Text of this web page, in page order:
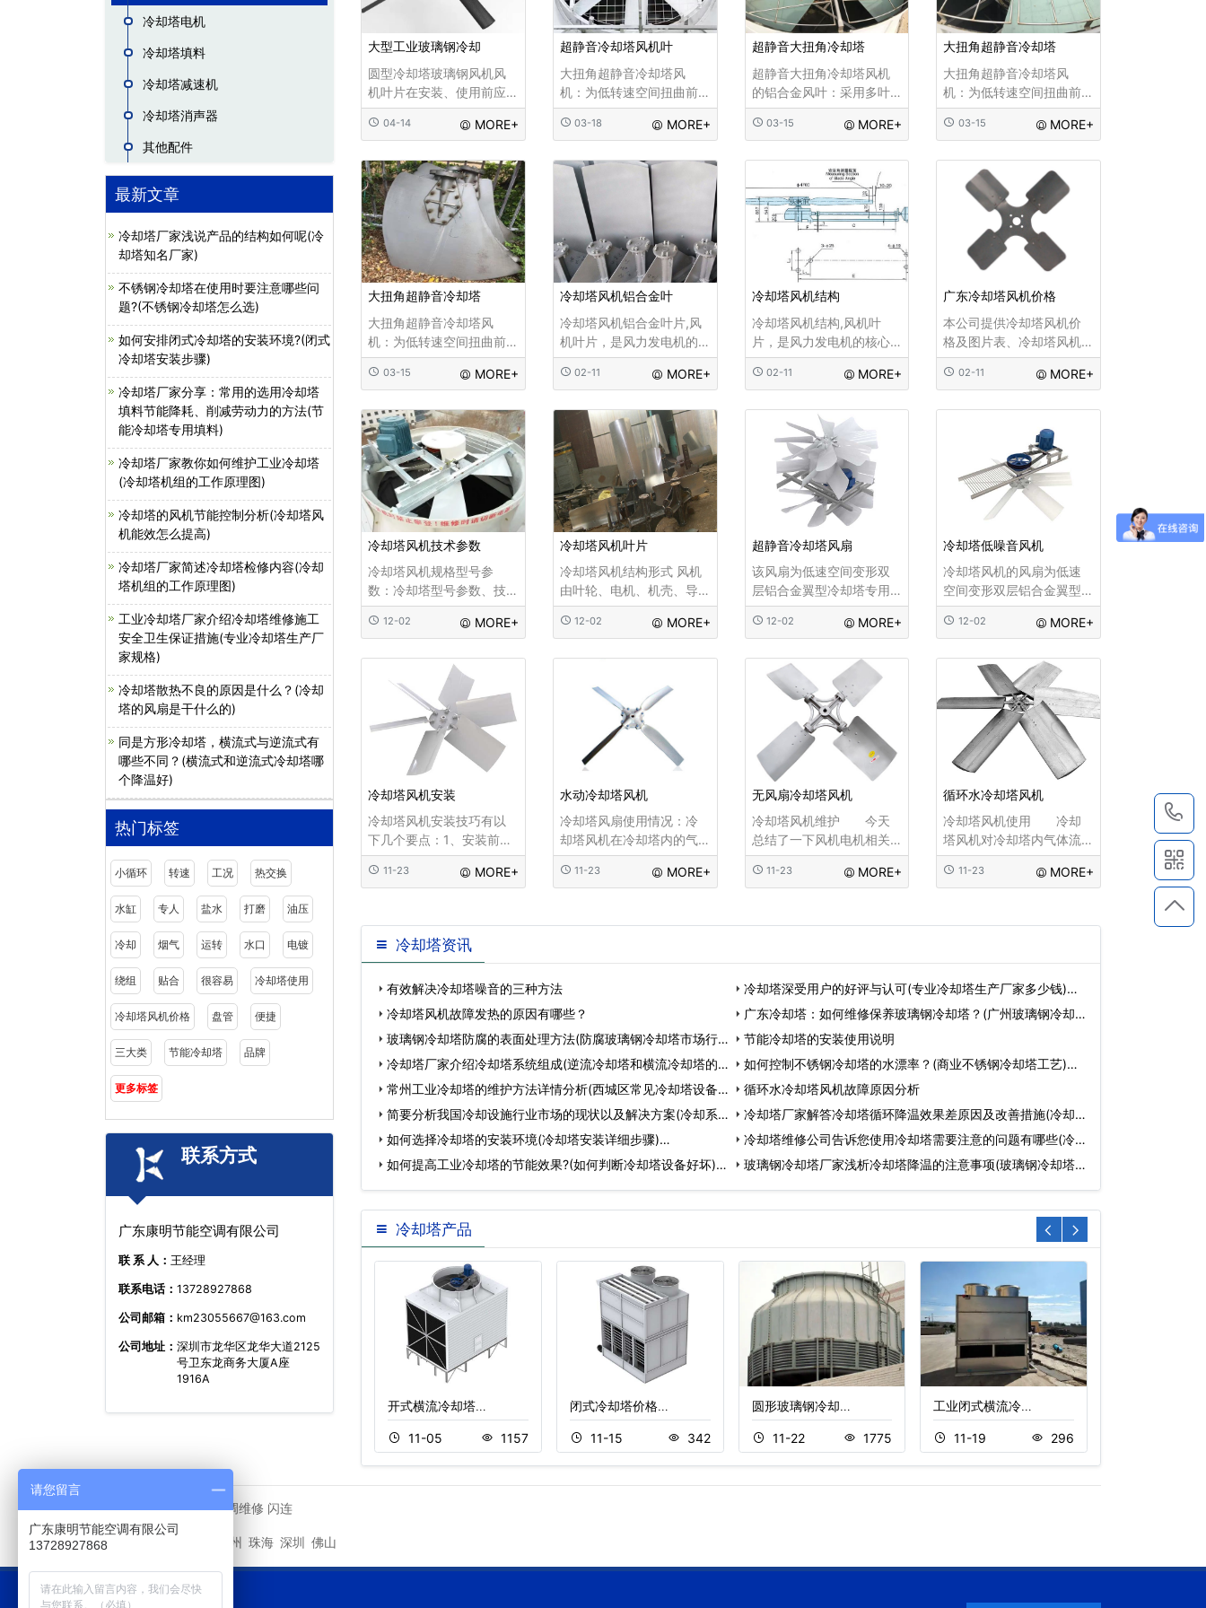
冷却塔电机
冷却塔填料
冷却塔减速机
冷却塔消声器
其他配件
最新文章
冷却塔厂家浅说产品的结构如何呢(冷
却塔知名厂家)
不锈钢冷却塔在使用时要注意哪些问
题?(不锈钢冷却塔怎么选)
如何安排闭式冷却塔的安装环境?(闭式
冷却塔安装步骤)
冷却塔厂家分享：常用的选用冷却塔
填料节能降耗、削减劳动力的方法(节
能冷却塔专用填料)
冷却塔厂家教你如何维护工业冷却塔
(冷却塔机组的工作原理图)
冷却塔的风机节能控制分析(冷却塔风
机能效怎么提高)
冷却塔厂家简述冷却塔检修内容(冷却
塔机组的工作原理图)
工业冷却塔厂家介绍冷却塔维修施工
安全卫生保证措施(专业冷却塔生产厂
家规格)
冷却塔散热不良的原因是什么？(冷却
塔的风扇是干什么的)
同是方形冷却塔，横流式与逆流式有
哪些不同？(横流式和逆流式冷却塔哪
个降温好)
热门标签
小循环 转速 工况 热交换
水缸 专人 盐水 打磨 油压
冷却 烟气 运转 水口 电镀
绕组 贴合 很容易 冷却塔使用
冷却塔风机价格 盘管 便捷
三大类 节能冷却塔 品牌
更多标签
联系方式
广东康明节能空调有限公司
联 系 人： 王经理
联系电话： 13728927868
公司邮箱： km23055667@163.com
公司地址： 深圳市龙华区龙华大道2125
号卫东龙商务大厦A座
1916A
大型工业玻璃钢冷却
圆型冷却塔玻璃钢风机风
机叶片在安装、使用前应
作调整，保持角度一致。
圆型冷却塔玻璃钢风机工
产生的废热，一般要用冷
却水来导走。冷却塔的作
用是将挟带废热的冷却水
在塔内与空气进行热交
换，使废热
04-14 MORE+
超静音冷却塔风机叶
大扭角超静音冷却塔风
机：为低转速空间扭曲前
倾式铝合金冷却塔风机。
风机选用铝合金板材机压
式，能适合客户对风量等
工艺方面的不同要求。风
机出厂前均经严格的平衡
及定位，保正其性能的稳
定性。四叶型
03-18 MORE+
超静音大扭角冷却塔
超静音大扭角冷却塔风机
的铝合金风叶：采用多叶
片轴流式风叶设计，材质
为铝合金，经平衡校正，
能耗省，叶片角度为可调
式，可依需要风量，调整
风叶叶片角度，发挥排风
功效。
03-15 MORE+
大扭角超静音冷却塔
大扭角超静音冷却塔风
机：为低转速空间扭曲前
倾式铝合金冷却塔风机。
风机选用铝合金板材机压
式，能适合客户对风量等
工艺方面的不同要求。风
机出厂前均经严格的平衡
及定位，保正其性能的稳
定性。四叶型
03-15 MORE+
大扭角超静音冷却塔
大扭角超静音冷却塔风
机：为低转速空间扭曲前
倾式铝合金冷却塔风机。
风机选用铝合金板材机压
式，能适合客户对风量等
工艺方面的不同要求。风
机出厂前均经严格的平衡
及定位，保正其性能的稳
定性。四叶型
03-15 MORE+
冷却塔风机铝合金叶
冷却塔风机铝合金叶片,风
机叶片，是风力发电机的
核心部件之一，约占风机
总成本的15%-20%，它设
机的性能以及效益。风机
装置在使用时，根据扇叶
的大小其产生的风的效果
不同，现有的风机扇叶无
法调节其大小
02-11 MORE+
冷却塔风机结构
冷却塔风机结构,风机叶
片，是风力发电机的核心
部件之一，约占风机总成
本的15%-20%，它设计的
性能以及效益。风机装置
在使用时，根据扇叶的大
小其产生的风的效果不
同，现有的风机扇叶无法
调节其大小
02-11 MORE+
广东冷却塔风机价格
本公司提供冷却塔风机价
格及图片表、冷却塔风机
价格多少钱,为您选购冷却
塔风机提供全方位的价格
方面的保护：一是压力，
二是粉尘，对于某些品牌
高压风机，可能还会有自
己的使用建议，
02-11 MORE+
冷却塔风机技术参数
冷却塔风机规格型号参
数：冷却塔型号参数、技
术参数、规格说明，机组
特点：采用圆形设计，占
形逆流式冷却水塔采用国
家专利、自动微漂水旋转
布水器，由ABS或铜合金制
成经久耐用，布水管采用
PVC塑料管，布水均匀，
12-02 MORE+
冷却塔风机叶片
冷却塔风机结构形式 风机
由叶轮、电机、机壳、导
流器、导叶、防喘振装
置、固定支架、减振器等
壳，按安装位置的不同布
置在左侧或右侧，除风机
本体外，一般随机提供配
套减振器、
12-02 MORE+
超静音冷却塔风扇
该风扇为低速空间变形双
层铝合金翼型冷却塔专用
风扇。风机包括普通4叶风
机、6叶低噪音风机和8叶
铝合金板压成型，所有风
机均为可调角型，可满足
客户在风量等工艺方面的
不同要求。
12-02 MORE+
冷却塔低噪音风机
冷却塔风机的风扇为低速
空间变形双层铝合金翼型
冷却塔专用风扇。风机包
括普通4叶风机、6叶低噪
机。选用优质铝合金板压
成型，所有风机均为可调
角型，可满足客户在风量
等工艺方面的不同要求...
12-02 MORE+
冷却塔风机安装
冷却塔风机安装技巧有以
下几个要点：1、安装前应
首先检查是否因包装运输
造成损坏、变形、如有损
11-23 MORE+
水动冷却塔风机
冷却塔风扇使用情况：冷
却塔风机在冷却塔内的气
体循环中起着最基础的作
用，及时排出冷却塔内汽
11-23 MORE+
无风扇冷却塔风机
冷却塔风机维护 今天
总结了一下风机电机相关
的几个常见问题，希望能
对风机用户起到一定的协
11-23 MORE+
循环水冷却塔风机
冷却塔风机使用 冷却
塔风机对冷却塔内气体流
通起到最基础的作用，在
冷却塔中及时排放汽化后
11-23 MORE+
冷却塔资讯
有效解决冷却塔噪音的三种方法
冷却塔深受用户的好评与认可(专业冷却塔生产厂家多少钱)…
冷却塔风机故障发热的原因有哪些？
广东冷却塔：如何维修保养玻璃钢冷却塔？(广州玻璃钢冷却塔
维修…
玻璃钢冷却塔防腐的表面处理方法(防腐玻璃钢冷却塔市场行
情…
节能冷却塔的安装使用说明
冷却塔厂家介绍冷却塔系统组成(逆流冷却塔和横流冷却塔的
区…
如何控制不锈钢冷却塔的水漂率？(商业不锈钢冷却塔工艺)…
常州工业冷却塔的维护方法详情分析(西城区常见冷却塔设备
检…
循环水冷却塔风机故障原因分析
简要分析我国冷却设施行业市场的现状以及解决方案(冷却系
统…
冷却塔厂家解答冷却塔循环降温效果差原因及改善措施(冷却
塔…
如何选择冷却塔的安装环境(冷却塔安装详细步骤)…
冷却塔维修公司告诉您使用冷却塔需要注意的问题有哪些(冷
却…
如何提高工业冷却塔的节能效果?(如何判断冷却塔设备好坏)…
玻璃钢冷却塔厂家浅析冷却塔降温的注意事项(玻璃钢冷却塔
的…
冷却塔产品
开式横流冷却塔…
11-05 1157
闭式冷却塔价格…
11-15 342
圆形玻璃钢冷却…
11-22 1775
工业闭式横流冷…
11-19 296
友情链接 中央空调维修 闪连
惠州 珠海 深圳 佛山
请您留言
广东康明节能空调有限公司
13728927868